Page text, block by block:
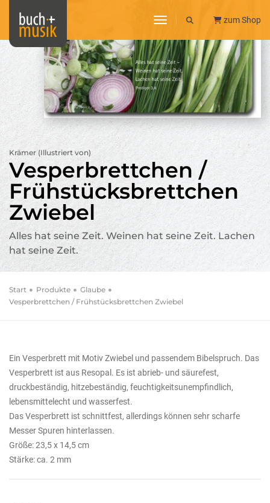
toggle navigation
zum Shop
Krämer (Illustriert von)
Vesperbrettchen /
Frühstücksbrettchen
Zwiebel
Alles hat seine Zeit. Weinen hat seine Zeit. Lachen
hat seine Zeit.
Start Produkte
Glaube
Vesperbrettchen / Frühstücksbrettchen Zwiebel
Ein Vesperbrett mit Motiv Zwiebel und passendem Bibelspruch. Das
Vesperbrett ist aus Resopal. Es ist abrieb- und säurefest,
druckbeständig, hitzebeständig, feuchtigkeitsunempfindlich,
lebensmittelecht und wasserfest.
Das Vesperbrett ist schnittfest, allerdings können sehr scharfe
Messer Spuren hinterlassen.
Größe: 23,5 x 14,5 cm
Stärke: ca. 2 mm